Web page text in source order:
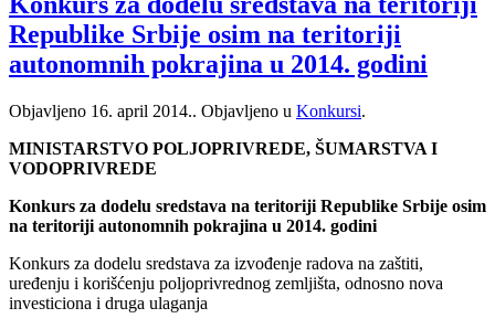
Republike Srbije osim na teritoriji
autonomnih pokrajina u 2014. godini
Objavljeno 16. april 2014.. Objavljeno u Konkursi.
MINISTARSTVO POLJOPRIVREDE, ŠUMARSTVA I
VODOPRIVREDE
Konkurs za dodelu sredstava na teritoriji Republike Srbije osim
na teritoriji autonomnih pokrajina u 2014. godini
Konkurs za dodelu sredstava za izvođenje radova na zaštiti,
uređenju i korišćenju poljoprivrednog zemljišta, odnosno nova
investiciona i druga ulaganja